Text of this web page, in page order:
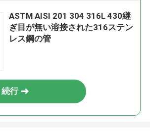
ASTM AISI 201 304 316L 430継
ぎ目が無い溶接された316ステン
レス鋼の管
続行